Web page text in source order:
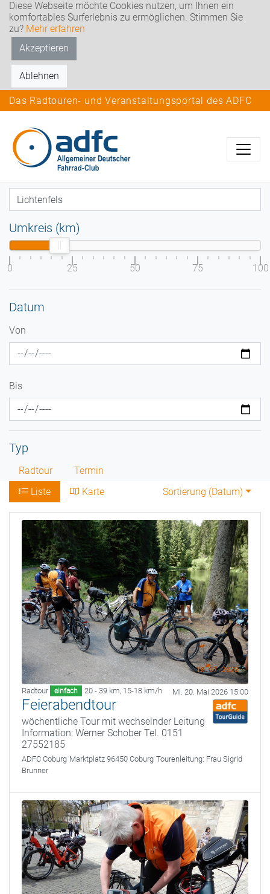
Diese Webseite möchte Cookies nutzen, um Ihnen ein
komfortables Surferlebnis zu ermöglichen. Stimmen Sie
zu? Mehr erfahren
Akzeptieren
Ablehnen
Das Radtouren- und Veranstaltungsportal des ADFC
Umkreis (km)
0 25 50 75 100
Datum
Von
Bis
Typ
Radtour
Termin
Liste
Karte Sortierung (Datum)
Radtour einfach 20 - 39 km, 15-18 km/h Mi. 20. Mai 2026 15:00
Feierabendtour
wöchentliche Tour mit wechselnder Leitung
Information: Werner Schober Tel. 0151
27552185
ADFC Coburg Marktplatz 96450 Coburg Tourenleitung: Frau Sigrid
Brunner